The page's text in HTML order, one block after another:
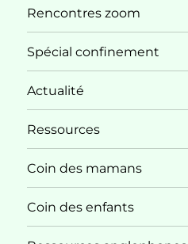
Rencontres zoom
Spécial confinement
Actualité
Ressources
Coin des mamans
Coin des enfants